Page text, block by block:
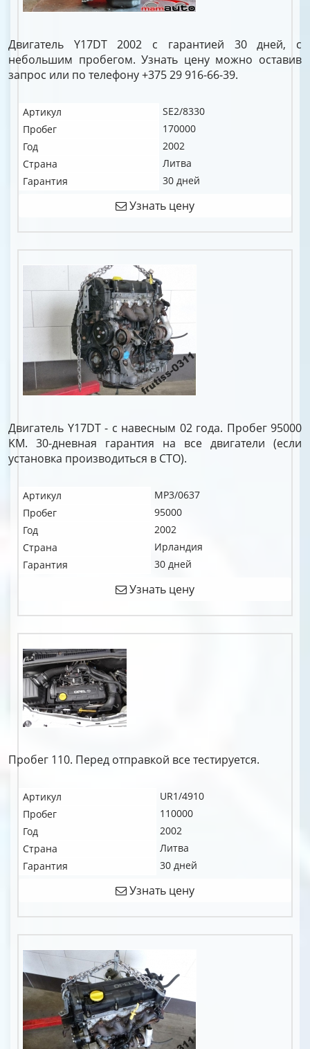
Двигатель Y17DT 2002 с гарантией 30 дней, с
небольшим пробегом. Узнать цену можно оставив
запрос или по телефону +375 29 916-66-39.
Артикул
SE2/8330
Пробег
170000
Год
2002
Страна
Литва
Гарантия
30 дней
Узнать цену
Двигатель Y17DT - с навесным 02 года. Пробег 95000
KM. 30-дневная гарантия на все двигатели (если
установка производиться в СТО).
Артикул
MP3/0637
Пробег
95000
Год
2002
Страна
Ирландия
Гарантия
30 дней
Узнать цену
Пробег 110. Перед отправкой все тестируется.
Артикул
UR1/4910
Пробег
110000
Год
2002
Страна
Литва
Гарантия
30 дней
Узнать цену